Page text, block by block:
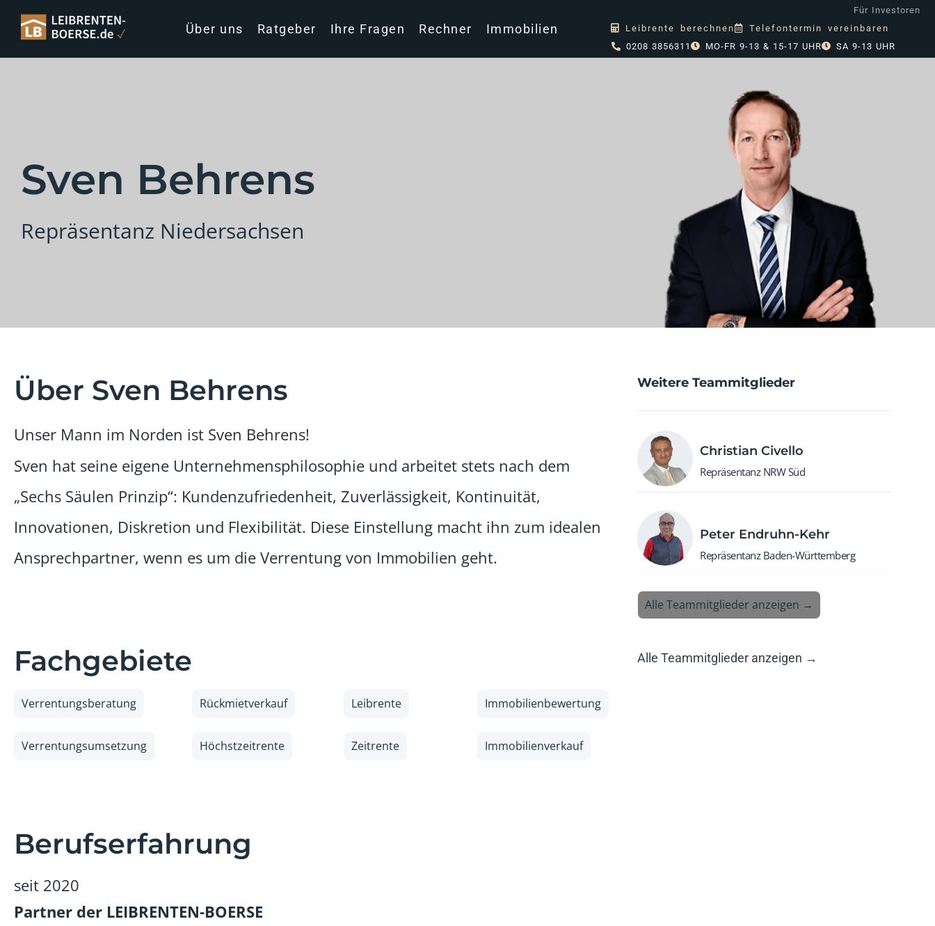
Über uns Ratgeber Ihre Fragen Rechner Immobilien
Für Investoren
Leibrente berechnen
Telefontermin vereinbaren
0208 3856311
MO-FR 9-13 & 15-17 UHR SA 9-13 UHR
Sven Behrens
Repräsentanz Niedersachsen
Über Sven Behrens
Unser Mann im Norden ist Sven Behrens!
Sven hat seine eigene Unternehmensphilosophie und arbeitet stets nach dem
„Sechs Säulen Prinzip“: Kundenzufriedenheit, Zuverlässigkeit, Kontinuität,
Innovationen, Diskretion und Flexibilität. Diese Einstellung macht ihn zum idealen
Ansprechpartner, wenn es um die Verrentung von Immobilien geht.
Weitere Teammitglieder
Christian Civello
Repräsentanz NRW Süd
Peter Endruhn-Kehr
Repräsentanz Baden-Württemberg
Alle Teammitglieder anzeigen →
Fachgebiete Alle Teammitglieder anzeigen →
Verrentungsberatung
Verrentungsumsetzung
Rückmietverkauf
Höchstzeitrente
Leibrente
Zeitrente
Immobilienbewertung
Immobilienverkauf
Berufserfahrung
seit 2020
Partner der LEIBRENTEN-BOERSE